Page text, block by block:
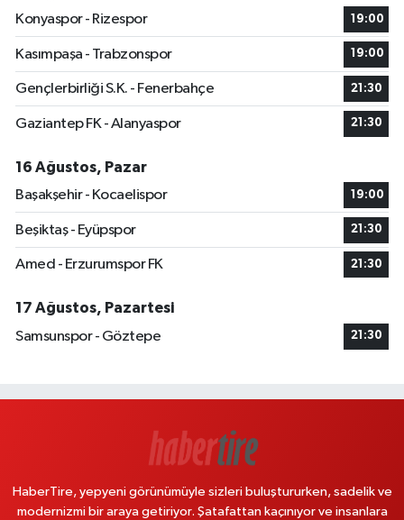
Konyaspor - Rizespor
19:00
Kasımpaşa - Trabzonspor 19:00
Gençlerbirliği S.K. - Fenerbahçe 21:30
Gaziantep FK - Alanyaspor 21:30
16 Ağustos, Pazar
Başakşehir - Kocaelispor
19:00
Beşiktaş - Eyüpspor 21:30
Amed - Erzurumspor FK 21:30
17 Ağustos, Pazartesi
Samsunspor - Göztepe
21:30
HaberTire, yepyeni görünümüyle sizleri buluştururken, sadelik ve
modernizmi bir araya getiriyor. Şatafattan kaçınıyor ve insanlara